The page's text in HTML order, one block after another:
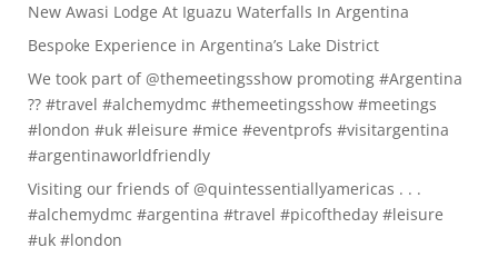
New Awasi Lodge At Iguazu Waterfalls In Argentina
Bespoke Experience in Argentina’s Lake District
We took part of @themeetingsshow promoting #Argentina
?? #travel #alchemydmc #themeetingsshow #meetings
#london #uk #leisure #mice #eventprofs #visitargentina
#argentinaworldfriendly
Visiting our friends of @quintessentiallyamericas . . .
#alchemydmc #argentina #travel #picoftheday #leisure
#uk #london